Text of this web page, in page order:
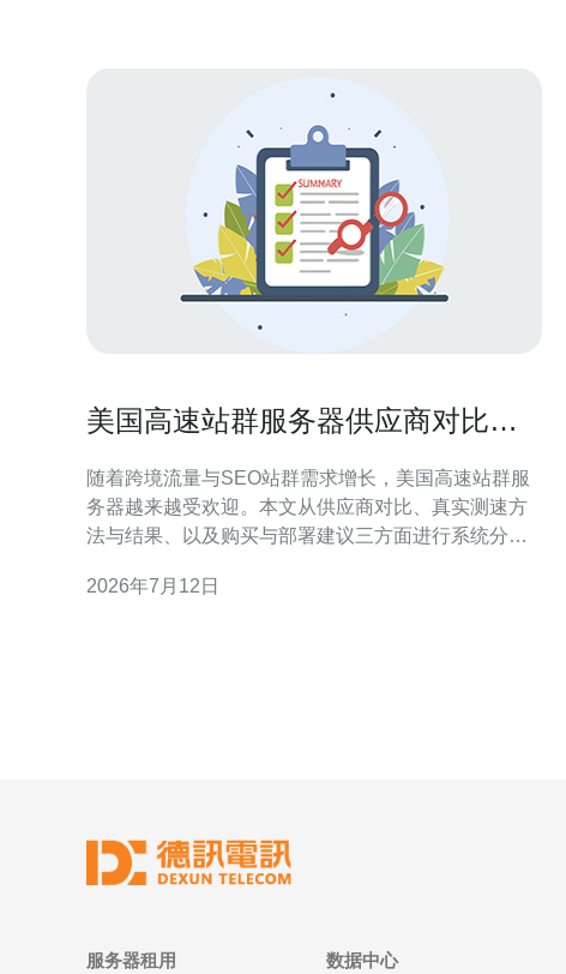
美国高速站群服务器供应商对比及
随着跨境流量与SEO站群需求增长，美国高速站群服
务器越来越受欢迎。本文从供应商对比、真实测速方
法与结果、以及购买与部署建议三方面进行系统分
群服务器时，我们关注的核心指标包括延迟
2026年7月12日
服务器租用 数据中心